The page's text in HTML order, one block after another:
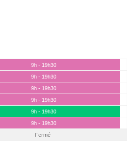
9h - 19h30
9h - 19h30
9h - 19h30
9h - 19h30
9h - 19h30
9h - 19h30
Fermé